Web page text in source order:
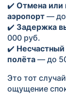
✔️ Отмена или
аэропорт — до
✔️ Задержка
000 руб.
✔️ Несчастный
полёта — до
Это тот
ощущение